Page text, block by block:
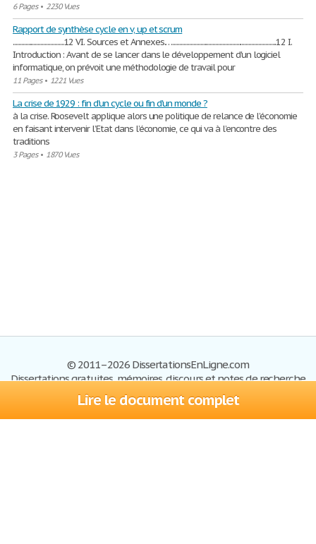
Lire le document complet
6 Pages• 2230 Vues
Rapport de synthèse cycle en v, up et scrum
.....................................12 VI. Sources et Annexes.…...........................................................................12 I.
Introduction : Avant de se lancer dans le développement d'un logiciel
informatique, on prévoit une méthodologie de travail pour
11 Pages• 1221 Vues
La crise de 1929 : fin d'un cycle ou fin d'un monde ?
à la crise. Roosevelt applique alors une politique de relance de l’économie
en faisant intervenir l’Etat dans l’économie, ce qui va à l’encontre des
traditions
3 Pages• 1870 Vues
© 2011–2026 DissertationsEnLigne.com
Dissertations gratuites, mémoires, discours et notes de recherche